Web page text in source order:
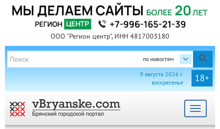
ООО "Регион центр", ИНН 4817003180
по новостям
18+
9 августа 2026 г.
воскресенье
Toggle